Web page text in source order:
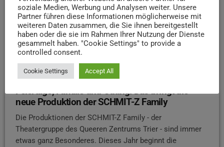
BEITRÄGE
Feiertage, Familie und Outing: Das bringt die
neue Produktion der SCHMIT-Z Family
Die Produktionen der SCHMIT-Z Family - der
Theatergruppe des Queeren Zentrums Trier - sind immer
etwas ganz Besonderes. Dieses Jahr beginnt die
soziale Medien, Werbung und Analysen weiter. Unsere
Partner führen diese Informationen möglicherweise mit
weiteren Daten zusammen, die Sie ihnen bereitgestellt
haben oder die sie im Rahmen Ihrer Nutzung der Dienste
gesammelt haben. "Cookie Settings" to provide a
controlled consent.
Cookie Settings Accept All